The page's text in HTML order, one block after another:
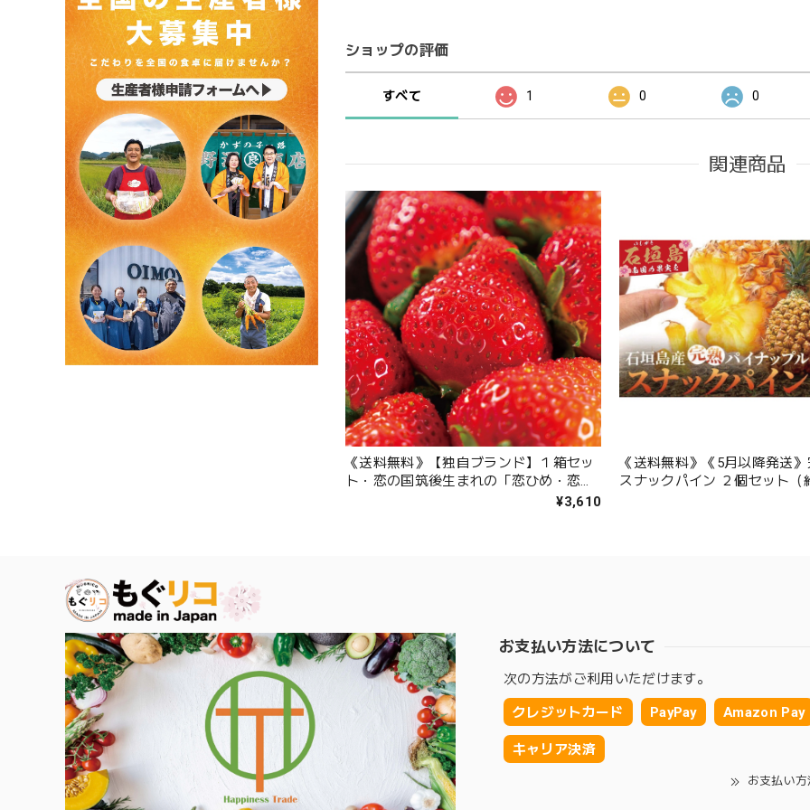
ショップの評価
すべて 1 0 0
関連商品
《送料無料》【独自ブランド】１箱セッ
ト・恋の国筑後生まれの「恋ひめ・恋み
のり」食べ比べセット2パック入り/１箱
¥3,610
《送料無料》《5月以降発送
スナックパイン ２個セット（
お支払い方法について
次の方法がご利用いただけます。
クレジットカード PayPay Amazon Pay
キャリア決済
お支払い